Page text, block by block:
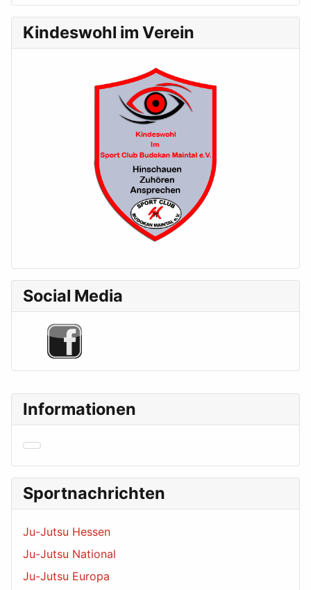
Informationen
Sportnachrichten
Ju-Jutsu Hessen
Ju-Jutsu National
Ju-Jutsu Europa
Kindeswohl im Verein
Social Media